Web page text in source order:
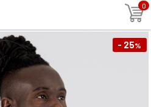
0
- 25%